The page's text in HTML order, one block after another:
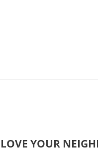
LOVE YOUR